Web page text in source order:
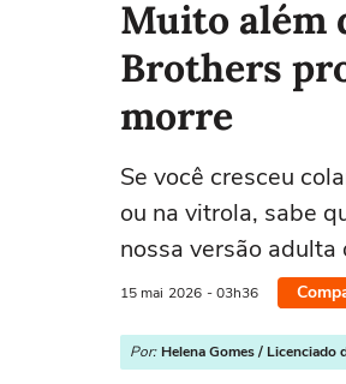
Muito além
Brothers
morre
Se você cresceu
ou na vitrola, sabe
nossa versão
15 mai 2026 - 03h36
Por: Helena Gomes / Licenciado